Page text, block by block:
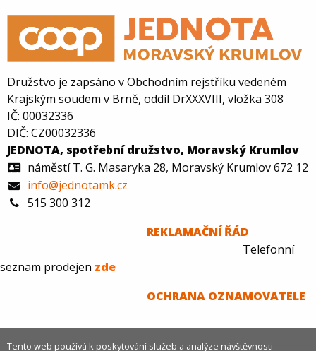
Družstvo je zapsáno v Obchodním rejstříku vedeném
Krajským soudem v Brně, oddíl DrXXXVIII, vložka 308
IČ: 00032336
DIČ: CZ00032336
JEDNOTA, spotřební družstvo, Moravský Krumlov
náměstí T. G. Masaryka 28, Moravský Krumlov 672 12
info@jednotamk.cz
515 300 312
REKLAMAČNÍ ŘÁD
Telefonní
seznam prodejen zde
OCHRANA OZNAMOVATELE
Tento web používá k poskytování služeb a analýze návštěvnosti